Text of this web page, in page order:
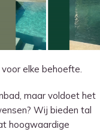
elke behoefte.
maar voldoet het
Wij bieden tal
hoogwaardige